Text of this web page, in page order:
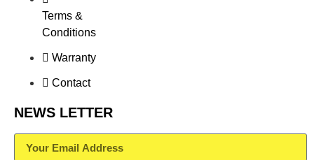
Terms &
Conditions
Warranty
Contact
NEWS LETTER